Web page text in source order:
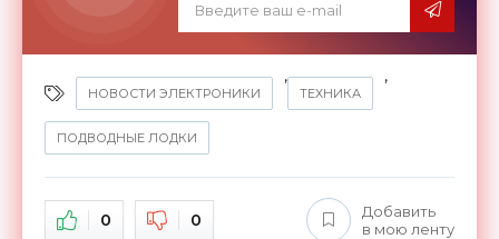
НОВОСТИ ЭЛЕКТРОНИКИ
,
ТЕХНИКА
,
ПОДВОДНЫЕ ЛОДКИ
0 0
Добавить
в мою ленту